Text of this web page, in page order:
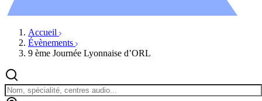
Accueil
Évènements
9 ème Journée Lyonnaise d’ORL